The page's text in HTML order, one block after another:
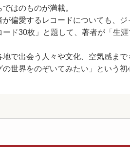
はのものが満載。
が偏愛するレコードについても、
ード30枚」と題して、著者が「生
で出会う人々や文化、空気感ま
世界をのぞいてみたい」という